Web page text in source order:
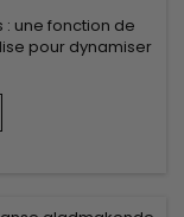
: une fonction de
pour dynamiser
tranformer des
les chevelures